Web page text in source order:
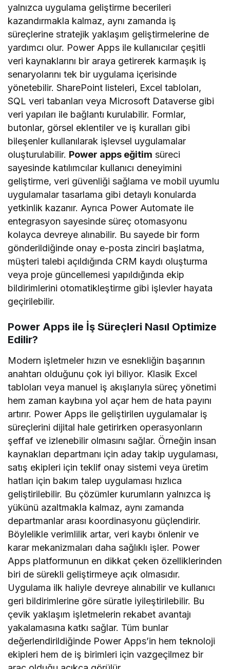
yalnızca uygulama geliştirme becerileri
kazandırmakla kalmaz, aynı zamanda iş
süreçlerine stratejik yaklaşım geliştirmelerine de
yardımcı olur. Power Apps ile kullanıcılar çeşitli
veri kaynaklarını bir araya getirerek karmaşık iş
senaryolarını tek bir uygulama içerisinde
yönetebilir. SharePoint listeleri, Excel tabloları,
SQL veri tabanları veya Microsoft Dataverse gibi
veri yapıları ile bağlantı kurulabilir. Formlar,
butonlar, görsel eklentiler ve iş kuralları gibi
bileşenler kullanılarak işlevsel uygulamalar
oluşturulabilir. Power apps eğitim süreci
sayesinde katılımcılar kullanıcı deneyimini
geliştirme, veri güvenliği sağlama ve mobil uyumlu
uygulamalar tasarlama gibi detaylı konularda
yetkinlik kazanır. Ayrıca Power Automate ile
entegrasyon sayesinde süreç otomasyonu
kolayca devreye alınabilir. Bu sayede bir form
gönderildiğinde onay e-posta zinciri başlatma,
müşteri talebi açıldığında CRM kaydı oluşturma
veya proje güncellemesi yapıldığında ekip
bildirimlerini otomatikleştirme gibi işlevler hayata
geçirilebilir.
Power Apps ile İş Süreçleri Nasıl Optimize
Edilir?
Modern işletmeler hızın ve esnekliğin başarının
anahtarı olduğunu çok iyi biliyor. Klasik Excel
tabloları veya manuel iş akışlarıyla süreç yönetimi
hem zaman kaybına yol açar hem de hata payını
artırır. Power Apps ile geliştirilen uygulamalar iş
süreçlerini dijital hale getirirken operasyonların
şeffaf ve izlenebilir olmasını sağlar. Örneğin insan
kaynakları departmanı için aday takip uygulaması,
satış ekipleri için teklif onay sistemi veya üretim
hatları için bakım talep uygulaması hızlıca
geliştirilebilir. Bu çözümler kurumların yalnızca iş
yükünü azaltmakla kalmaz, aynı zamanda
departmanlar arası koordinasyonu güçlendirir.
Böylelikle verimlilik artar, veri kaybı önlenir ve
karar mekanizmaları daha sağlıklı işler. Power
Apps platformunun en dikkat çeken özelliklerinden
biri de sürekli geliştirmeye açık olmasıdır.
Uygulama ilk haliyle devreye alınabilir ve kullanıcı
geri bildirimlerine göre süratle iyileştirilebilir. Bu
çevik yaklaşım işletmelerin rekabet avantajı
yakalamasına katkı sağlar. Tüm bunlar
değerlendirildiğinde Power Apps’in hem teknoloji
ekipleri hem de iş birimleri için vazgeçilmez bir